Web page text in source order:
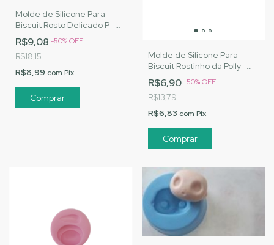
Molde de Silicone Para
Biscuit Rosto Delicado P -
MJ Artesanatos |Cód. 3097
R$9,08 -50%OFF
R$18,15
R$8,99 com Pix
Molde de Silicone Para
Biscuit Rostinho da Polly -
MJ Artesanatos |Cód. 3092
R$6,90-50%OFF
R$13,79
R$6,83 com Pix